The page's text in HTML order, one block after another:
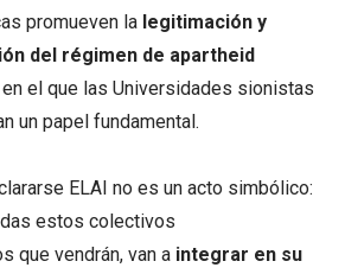
promueven la legitimación y
del régimen de apartheid
en el que las Universidades sionistas
un papel fundamental.
ELAI no es un acto simbólico:
estos colectivos
que vendrán, van a integrar en su